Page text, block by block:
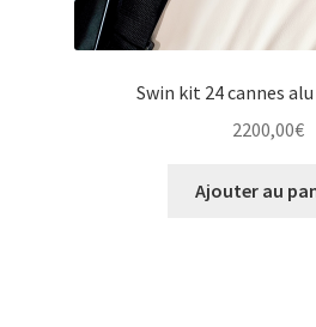
Swin kit 24 cannes
2200,00€
Ajouter au